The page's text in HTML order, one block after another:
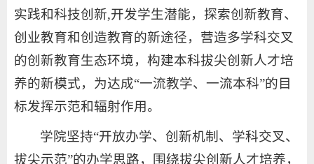
实践和科技创新,开发学生潜能，探索创新教育、
创业教育和创造教育的新途径，营造多学科交叉
的创新教育生态环境，构建本科拔尖创新人才培
养的新模式，为达成“一流教学、一流本科”的目
标发挥示范和辐射作用。
学院坚持“开放办学、创新机制、学科交叉、
拔尖示范”的办学思路，围绕拔尖创新人才培养，